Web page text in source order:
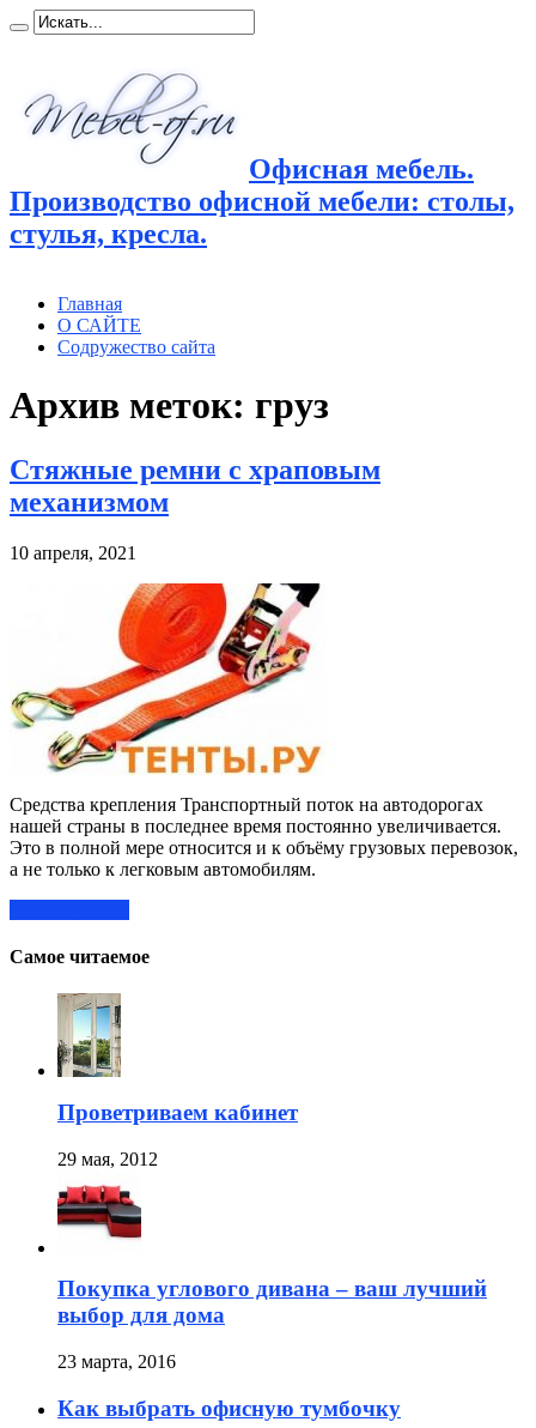
Офисная мебель.
Производство офисной мебели: столы,
стулья, кресла.
Главная
О САЙТЕ
Содружество сайта
Архив меток: груз
Стяжные ремни с храповым
механизмом
10 апреля, 2021
Средства крепления Транспортный поток на автодорогах
нашей страны в последнее время постоянно увеличивается.
Это в полной мере относится и к объёму грузовых перевозок,
а не только к легковым автомобилям.
Самое читаемое
Проветриваем кабинет
29 мая, 2012
Покупка углового дивана – ваш лучший
выбор для дома
23 марта, 2016
Как выбрать офисную тумбочку